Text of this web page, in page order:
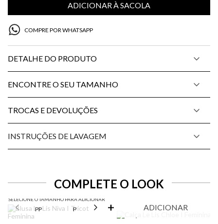
ADICIONAR À SACOLA
COMPRE POR WHATSAPP
DETALHE DO PRODUTO
ENCONTRE O SEU TAMANHO
TROCAS E DEVOLUÇÕES
INSTRUÇÕES DE LAVAGEM
COMPLETE O LOOK
SELECIONE O TAMANHO PARA ADICIONAR
PP P M G
ADICIONAR